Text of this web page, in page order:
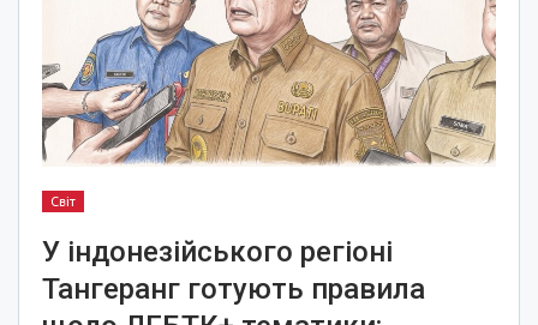
Світ
У індонезійського регіоні
Тангеранг готують правила